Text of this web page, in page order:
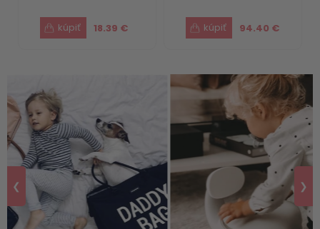
18.39 € 94.40 €
❮ ❯